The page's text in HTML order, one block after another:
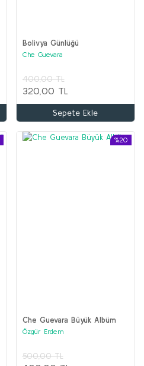
Bolivya Günlüğü
Che Guevara
400,00 TL
320,00 TL
Sepete Ekle
%20
Che Guevara Büyük Albüm
Özgür Erdem
500,00 TL